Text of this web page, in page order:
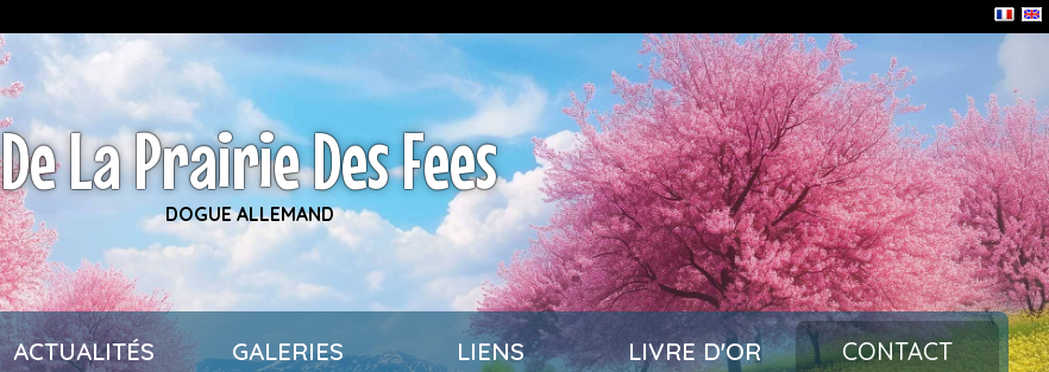
De La Prairie Des Fees
DOGUE ALLEMAND
ACTUALITÉS GALERIES LIENS LIVRE D'OR CONTACT